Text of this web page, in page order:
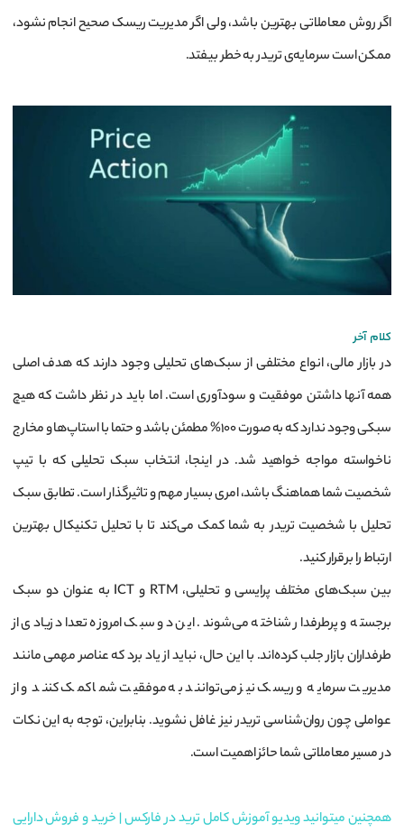
اگر روش معاملاتی بهترین باشد، ولی اگر مدیریت ریسک صحیح انجام نشود،
ممکن است سرمایه‌ی تریدر به خطر بیفتد.
کلام آخر
در بازار مالی، انواع مختلفی از سبک‌های تحلیلی وجود دارند که هدف اصلی
همه آنها داشتن موفقیت و سودآوری است. اما باید در نظر داشت که هیچ
سبکی وجود ندارد که به صورت 100% مطمئن باشد و حتما با استاپ‌ها و مخارج
ناخواسته مواجه خواهید شد. در اینجا، انتخاب سبک تحلیلی که با تیپ
شخصیت شما هماهنگ باشد، امری بسیار مهم و تاثیرگذار است. تطابق سبک
تحلیل با شخصیت تریدر به شما کمک می‌کند تا با تحلیل تکنیکال بهترین
ارتباط را برقرار کنید.
بین سبک‌های مختلف پرایسی و تحلیلی، RTM و ICT به عنوان دو سبک
برجسته و پرطرفدار شناخته می‌شوند. این دو سبک امروزه تعداد زیادی از
طرفداران بازار جلب کرده‌اند. با این حال، نباید از یاد برد که عناصر مهمی مانند
مدیریت سرمایه و ریسک نیز می‌توانند به موفقیت شما کمک کنند و از
عواملی چون روان‌شناسی تریدر نیز غافل نشوید. بنابراین، توجه به این نکات
در مسیر معاملاتی شما حائز اهمیت است.
همچنین میتوانید ویدیو آموزش کامل ترید در فارکس | خرید و فروش دارایی